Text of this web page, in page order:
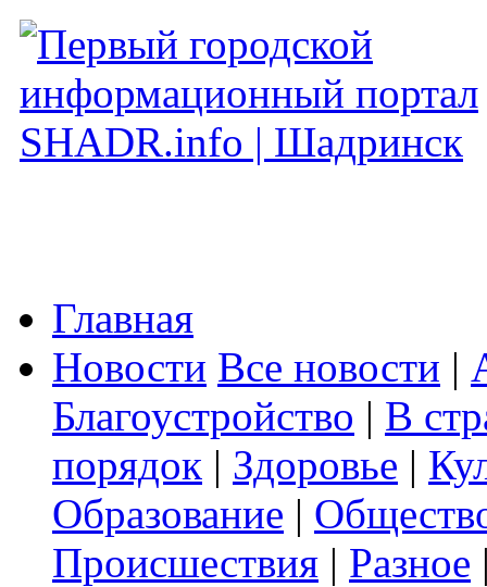
Главная
Новости Все новости |
Благоустройство | В
порядок | Здоровье |
Образование |
Происшествия | Разное